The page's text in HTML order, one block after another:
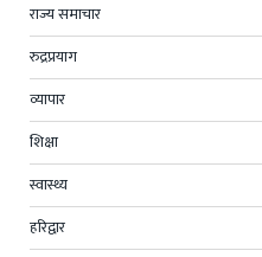
राज्य समाचार
रुद्रप्रयाग
व्यापार
शिक्षा
स्वास्थ्य
हरिद्वार